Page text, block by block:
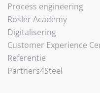
Process engineering
Rösler Academy
Digitalisering
Customer Experience
Referentie
Partners4Steel